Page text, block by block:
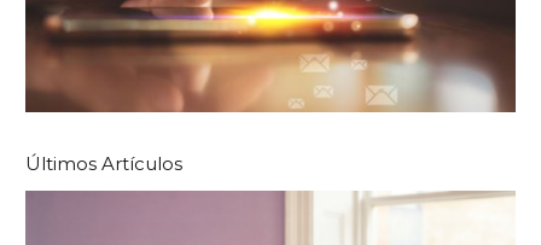
Últimos Artículos